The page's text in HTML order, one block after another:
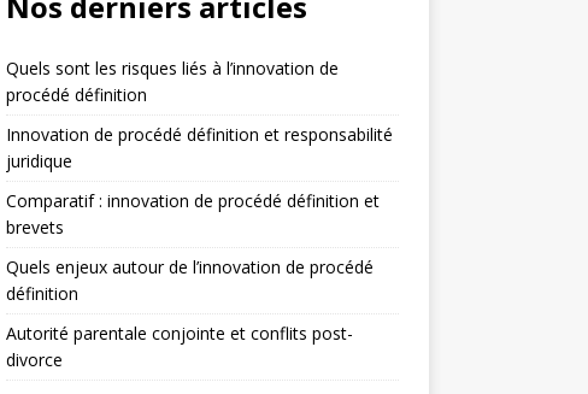
Quels sont les risques liés à l’innovation de
procédé définition
Innovation de procédé définition et responsabilité
juridique
Comparatif : innovation de procédé définition et
brevets
Quels enjeux autour de l’innovation de procédé
définition
Autorité parentale conjointe et conflits post-
divorce